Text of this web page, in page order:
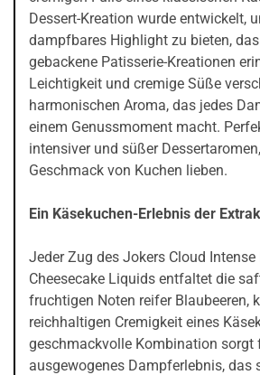
Dessert-Kreation wurde entwickelt,
dampfbares Highlight zu bieten,
gebackene Patisserie-Kreationen
Leichtigkeit und cremige Süße
harmonischen Aroma, das jedes
einem Genussmoment macht.
intensiver und süßer
Geschmack von Kuchen lieben.
Ein Käsekuchen-Erlebnis der
Jeder Zug des Jokers Cloud Intense
Cheesecake Liquids entfaltet die
fruchtigen Noten reifer Blaubeeren,
reichhaltigen Cremigkeit eines
geschmackvolle Kombination sorgt
ausgewogenes Dampferlebnis, das